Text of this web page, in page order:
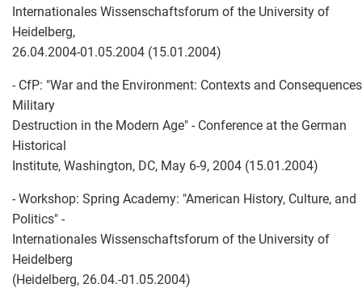
Internationales Wissenschaftsforum of the University of
Heidelberg,
26.04.2004-01.05.2004 (15.01.2004)
- CfP: "War and the Environment: Contexts and
Military
Destruction in the Modern Age" - Conference at the German
Historical
Institute, Washington, DC, May 6-9, 2004 (15.01.2004)
- Workshop: Spring Academy: "American History, Culture, and
Politics" -
Internationales Wissenschaftsforum of the University of
Heidelberg
(Heidelberg, 26.04.-01.05.2004)